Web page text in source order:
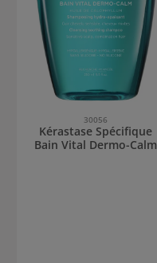
30056
Kérastase Spécifique
Bain Vital Dermo-Calm